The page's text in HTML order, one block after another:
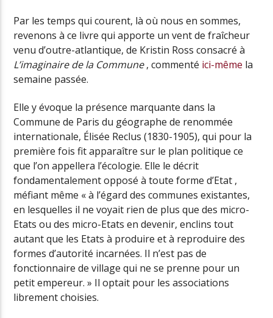
Par les temps qui courent, là où nous en sommes,
revenons à ce livre qui apporte un vent de fraîcheur
venu d’outre-atlantique, de Kristin Ross consacré à
L’imaginaire de la Commune, commenté ici-même la
semaine passée.
Elle y évoque la présence marquante dans la
Commune de Paris du géographe de renommée
internationale, Élisée Reclus (1830-1905), qui pour la
première fois fit apparaître sur le plan politique ce
que l’on appellera l’écologie. Elle le décrit
fondamentalement opposé à toute forme d’Etat ,
méfiant même « à l’égard des communes existantes,
en lesquelles il ne voyait rien de plus que des micro-
Etats ou des micro-Etats en devenir, enclins tout
autant que les Etats à produire et à reproduire des
formes d’autorité incarnées. Il n’est pas de
fonctionnaire de village qui ne se prenne pour un
petit empereur. » Il optait pour les associations
librement choisies.